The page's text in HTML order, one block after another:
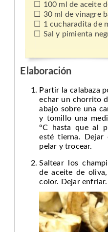
100 ml de aceite
30 ml de vinagre
1 cucharadita de
Sal y pimienta
Elaboración
Partir la calabaza
echar un chorrito
abajo sobre una
y tomillo una
ºC hasta que al
esté tierna. Dejar
pelar y trocear.
Saltear los
de aceite de
color. Dejar enfriar.